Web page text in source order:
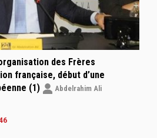
des Frères
française, début d’une
(1)
Abdelrahim Ali